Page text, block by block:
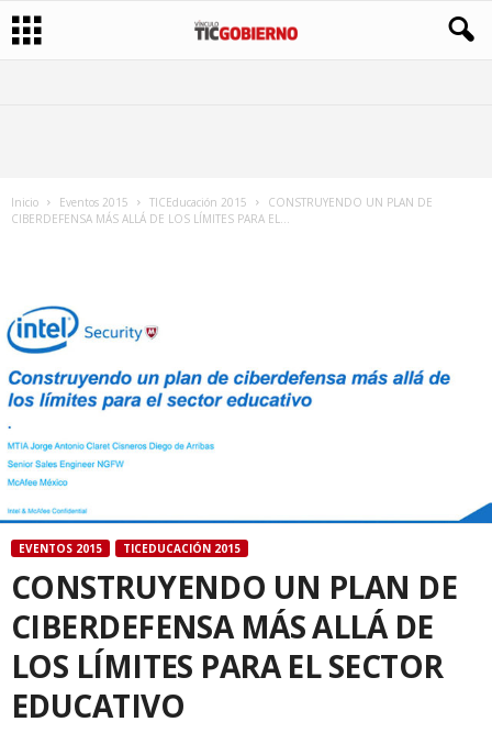
Inicio Eventos 2015 TICEducación 2015
CONSTRUYENDO UN PLAN DE
CIBERDEFENSA MÁS ALLÁ DE LOS LÍMITES PARA EL...
EVENTOS 2015 TICEDUCACIÓN 2015
CONSTRUYENDO UN PLAN DE
CIBERDEFENSA MÁS ALLÁ DE
LOS LÍMITES PARA EL SECTOR
EDUCATIVO